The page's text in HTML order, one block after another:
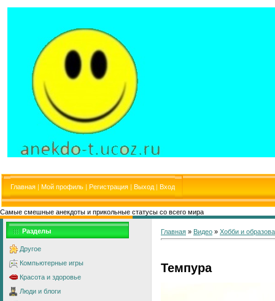
Главная | Мой профиль | Регистрация | Выход | Вход
Самые смешные анекдоты и прикольные статусы со всего мира
Разделы
Другое
Компьютерные игры
Красота и здоровье
Люди и блоги
Главная » Видео » Хобби и
Темпура